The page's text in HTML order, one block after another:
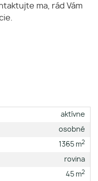
ma, rád Vám
aktívne
osobné
1365 m2
rovina
45 m2